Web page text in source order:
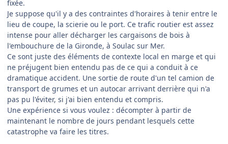
fixée.
Je suppose qu'il y a des contraintes d'horaires à tenir entre le
lieu de coupe, la scierie ou le port. Ce trafic routier est assez
intense pour aller décharger les cargaisons de bois à
l'embouchure de la Gironde, à Soulac sur Mer.
Ce sont juste des éléments de contexte local en marge et qui
ne préjugent bien entendu pas de ce qui a conduit à ce
dramatique accident. Une sortie de route d'un tel camion de
transport de grumes et un autocar arrivant derrière qui n'a
pas pu l'éviter, si j'ai bien entendu et compris.
Une expérience si vous voulez : décompter à partir de
maintenant le nombre de jours pendant lesquels cette
catastrophe va faire les titres.